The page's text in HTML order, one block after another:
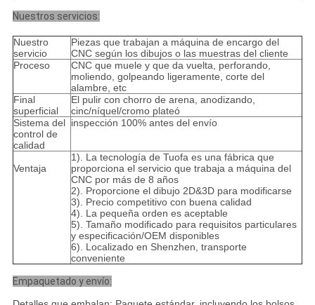
Nuestros servicios:
Nuestro
servicio
Piezas que trabajan a máquina de encargo del
CNC según los dibujos o las muestras del cliente
Proceso
CNC que muele y que da vuelta, perforando,
moliendo, golpeando ligeramente, corte del
alambre, etc
Final
superficial
El pulir con chorro de arena, anodizando,
cinc/níquel/cromo plateó
Sistema del
control de
calidad
inspección 100% antes del envío
Ventaja
1). La tecnología de Tuofa es una fábrica que
proporciona el servicio que trabaja a máquina del
CNC por más de 8 años
2). Proporcione el dibujo 2D&3D para modificarse
3). Precio competitivo con buena calidad
4). La pequeña orden es aceptable
5). Tamaño modificado para requisitos particulares
y especificación/OEM disponibles
6). Localizado en Shenzhen, transporte
conveniente
Empaquetado y envío: